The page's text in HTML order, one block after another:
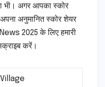
भी। अगर आपका स्कोर
अनुमानित स्कोर शेयर
2025 के लिए हमारी
करें।
Village